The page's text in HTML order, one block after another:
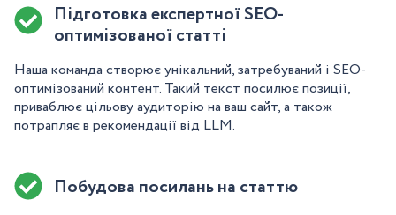
Підготовка експертної SEO-
оптимізованої статті
Наша команда створює унікальний, затребуваний і SEO-
оптимізований контент. Такий текст посилює позиції,
приваблює цільову аудиторію на ваш сайт, а також
потрапляє в рекомендації від LLM.
Побудова посилань на статтю